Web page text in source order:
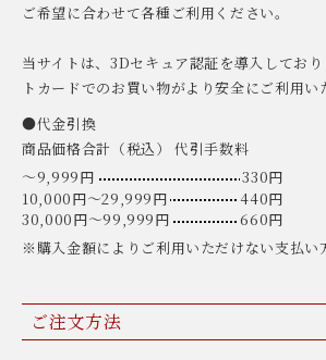
ご希望に合わせて各種ご利用ください。
当サイトは、3Dセキュア認証を導入してお
トカードでのお買い物がより安全にご利用い
●代金引換
商品価格合計（税込） 代引手数料
〜9,999円
330円
10,000円〜29,999円
440円
30,000円〜99,999円
660円
※購入金額によりご利用いただけない支払い
ご注文方法